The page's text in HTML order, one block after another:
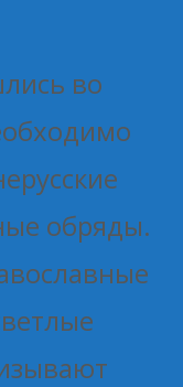
во
обряды.